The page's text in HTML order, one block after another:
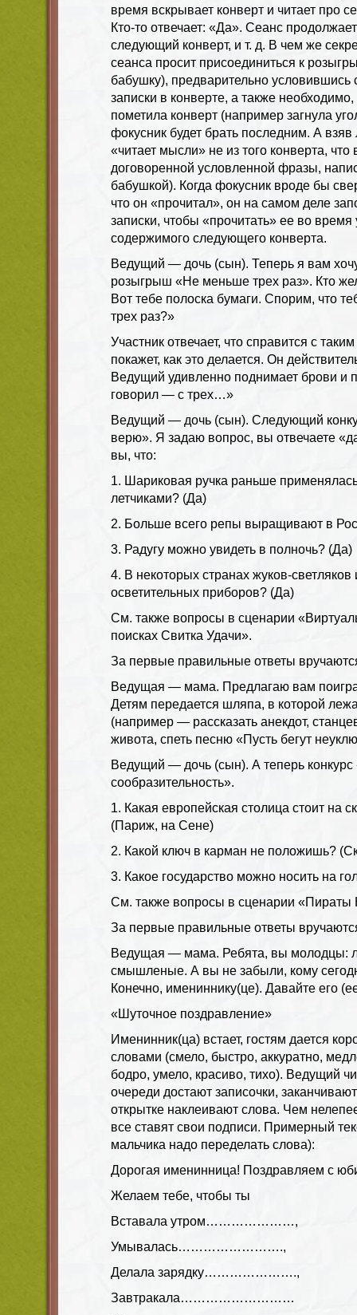
время вскрывает конверт и читает про
Кто-то отвечает: «Да». Сеанс
следующий конверт, и т. д. В чем же
сеанса просит присоединиться к
бабушку), предварительно условившись
записки в конверте, а также
пометила конверт (например загнула
фокусник будет брать последним. А
«читает мысли» не из того конверта, что
договоренной условленной фразы,
бабушкой). Когда фокусник вроде бы
что он «прочитал», он на самом деле
записки, чтобы «прочитать» ее во
содержимого следующего конверта.
Ведущий — дочь (сын). Теперь я вам
розыгрыш «Не меньше трех раз». Кто
Вот тебе полоска бумаги. Спорим, что
трех раз?»
Участник отвечает, что справится с
покажет, как это делается. Он
Ведущий удивленно поднимает брови и
говорил — с трех…»
Ведущий — дочь (сын). Следующий
верю». Я задаю вопрос, вы отвечаете
вы, что:
1. Шариковая ручка раньше
летчиками? (Да)
2. Больше всего репы выращивают в
3. Радугу можно увидеть в полночь? (Да)
4. В некоторых странах жуков-светляков
осветительных приборов? (Да)
См. также вопросы в сценарии
поисках Свитка Удачи».
За первые правильные ответы
Ведущая — мама. Предлагаю вам
Детям передается шляпа, в которой
(например — рассказать анекдот,
живота, спеть песню «Пусть бегут
Ведущий — дочь (сын). А теперь
сообразительность».
1. Какая европейская столица стоит на
(Париж, на Сене)
2. Какой ключ в карман не положишь?
3. Какое государство можно носить на
См. также вопросы в сценарии «Пираты
За первые правильные ответы
Ведущая — мама. Ребята, вы молодцы:
смышленые. А вы не забыли, кому
Конечно, имениннику(це). Давайте его
«Шуточное поздравление»
Именинник(ца) встает, гостям дается
словами (смело, быстро, аккуратно,
бодро, умело, красиво, тихо). Ведущий
очереди достают записочки,
открытке наклеивают слова. Чем
все ставят свои подписи. Примерный
мальчика надо переделать слова):
Дорогая именинница! Поздравляем с
Желаем тебе, чтобы ты
Вставала утром…………………,
Умывалась…………………….,
Делала зарядку………………….,
Завтракала………………………